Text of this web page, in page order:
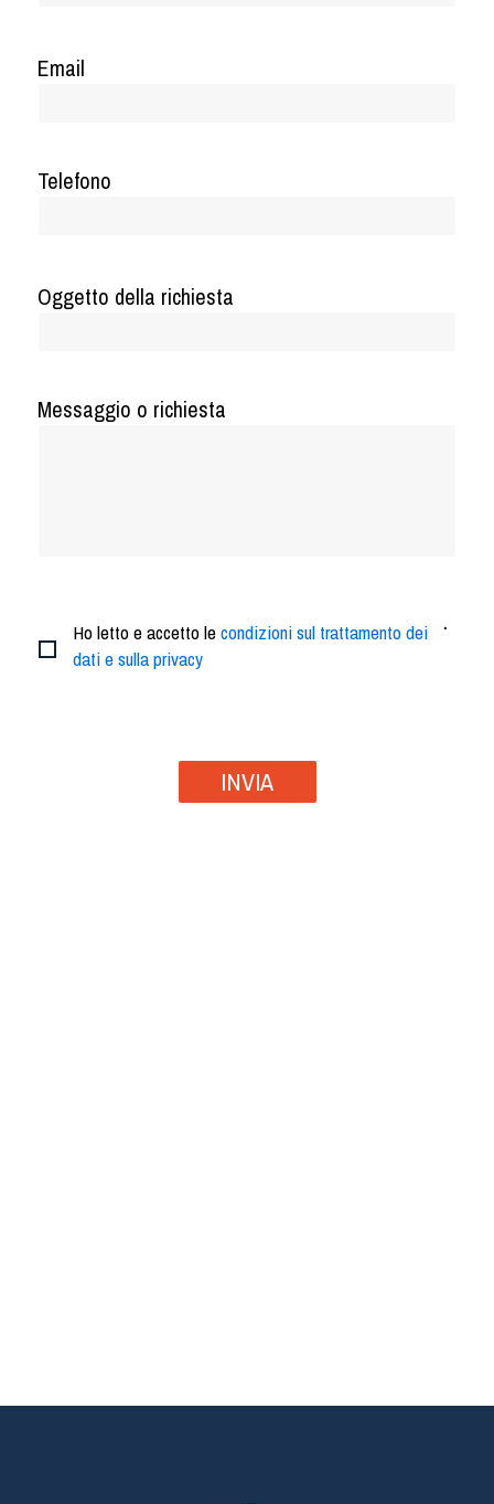
Email
Telefono
Oggetto della richiesta
Messaggio o richiesta
Ho letto e accetto lecondizioni sul trattamento dei
dati e sulla privacy
.
INVIA